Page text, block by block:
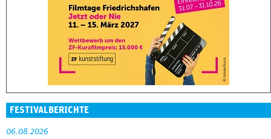
FESTIVALBERICHTE
06.08.2026